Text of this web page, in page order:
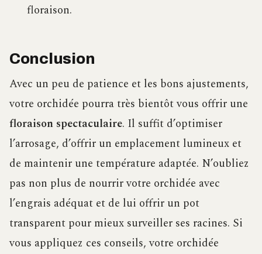
floraison.
Conclusion
Avec un peu de patience et les bons ajustements,
votre orchidée pourra très bientôt vous offrir une
floraison spectaculaire. Il suffit d’optimiser
l’arrosage, d’offrir un emplacement lumineux et
de maintenir une température adaptée. N’oubliez
pas non plus de nourrir votre orchidée avec
l’engrais adéquat et de lui offrir un pot
transparent pour mieux surveiller ses racines. Si
vous appliquez ces conseils, votre orchidée